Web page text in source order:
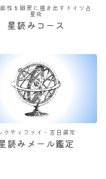
性を緻密に描き出すドイツ占
星術
星読みコース
クティファイ・吉日選定
読みメール鑑定